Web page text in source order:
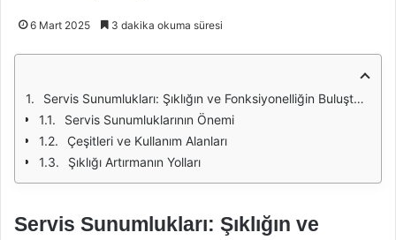
6 Mart 2025 3 dakika okuma süresi
Servis Sunumlukları: Şıklığın ve Fonksiyonelliğin Buluştuğu Nokta
Servis Sunumluklarının Önemi
Çeşitleri ve Kullanım Alanları
Şıklığı Artırmanın Yolları
Servis Sunumlukları: Şıklığın ve